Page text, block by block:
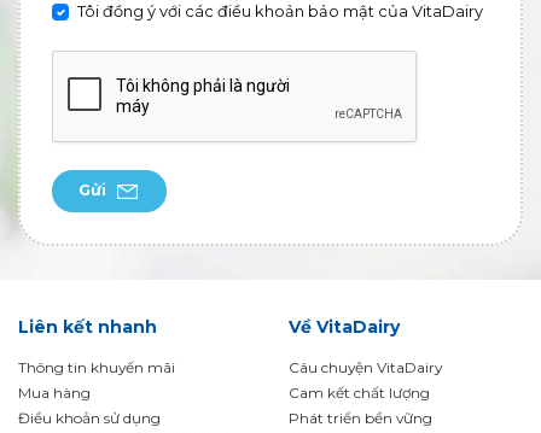
Tôi đồng ý với các điều khoản bảo mật của VitaDairy
Gửi
Liên kết nhanh
Thông tin khuyến mãi
Mua hàng
Điều khoản sử dụng
Về VitaDairy
Câu chuyện VitaDairy
Cam kết chất lượng
Phát triển bền vững